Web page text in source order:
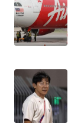
WN
LABUHANBATU
TAPANULI
TENGAH
WN DELI